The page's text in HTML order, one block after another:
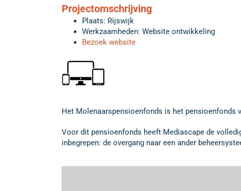
Projectomschrijving
Plaats: Rijswijk
Werkzaamheden: Website ontwikkeling
Bezoek website
Het Molenaarspensioenfonds is het pensioenfonds
Voor dit pensioenfonds heeft Mediascape de
inbegrepen: de overgang naar een ander